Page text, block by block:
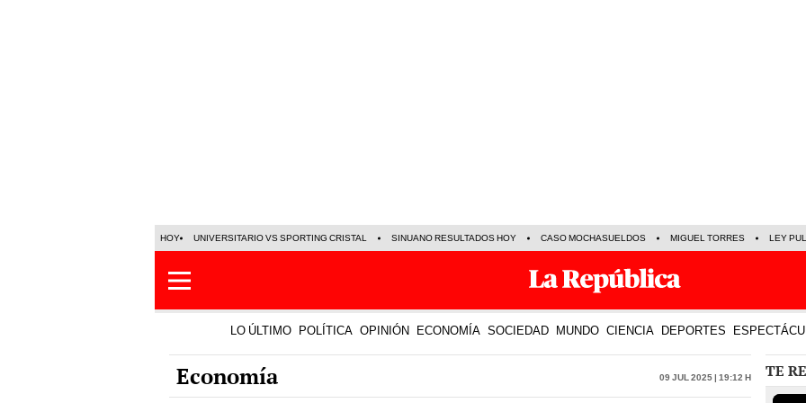
HOY UNIVERSITARIO VS SPORTING CRISTAL SINUANO RESULTADOS HOY CASO MOCHASUELDOS MIGUEL TORRES LEY
LO ÚLTIMO POLÍTICA OPINIÓN ECONOMÍA SOCIEDAD MUNDO CIENCIA DEPORTES
Economía 09 Jul 2025 | 19:12 h TE